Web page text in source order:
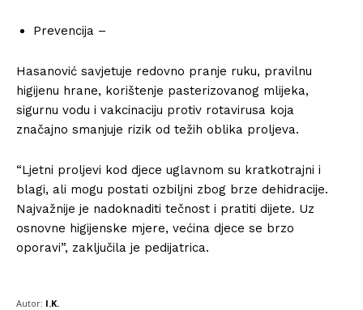
Prevencija –
Hasanović savjetuje redovno pranje ruku, pravilnu
higijenu hrane, korištenje pasterizovanog mlijeka,
sigurnu vodu i vakcinaciju protiv rotavirusa koja
značajno smanjuje rizik od težih oblika proljeva.
“Ljetni proljevi kod djece uglavnom su kratkotrajni i
blagi, ali mogu postati ozbiljni zbog brze dehidracije.
Najvažnije je nadoknaditi tečnost i pratiti dijete. Uz
osnovne higijenske mjere, većina djece se brzo
oporavi”, zaključila je pedijatrica.
Autor: I.K.